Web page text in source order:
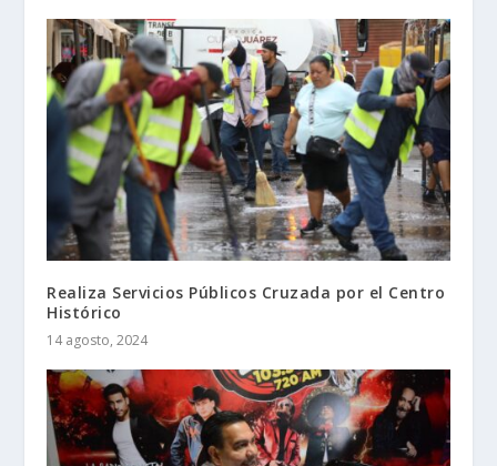
Realiza Servicios Públicos Cruzada por el Centro
Histórico
14 agosto, 2024